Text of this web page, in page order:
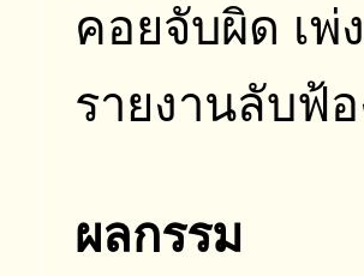
คอยจับผิด เพ่
รายงานลับฟ้
ผลกรรม